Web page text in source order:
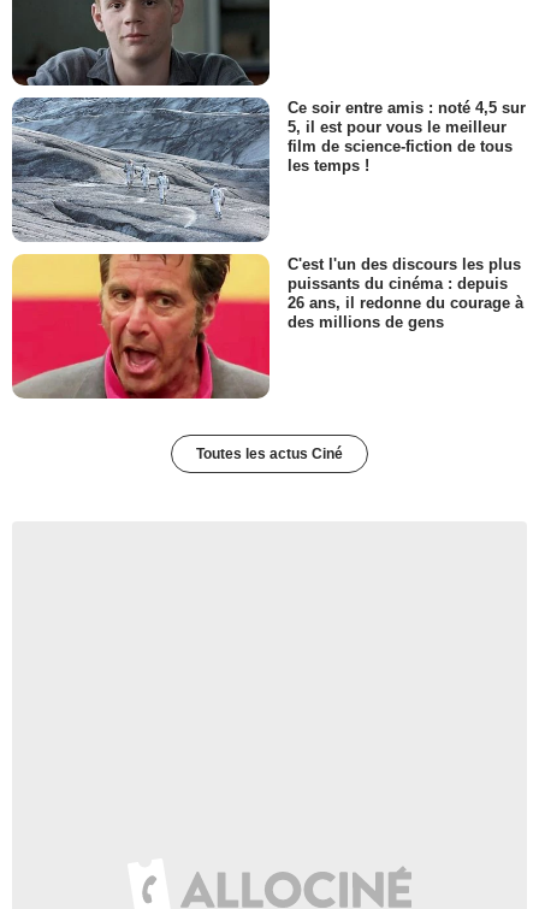
Ce soir entre amis : noté 4,5 sur
5, il est pour vous le meilleur
film de science-fiction de tous
les temps !
C'est l'un des discours les plus
puissants du cinéma : depuis
26 ans, il redonne du courage à
des millions de gens
Toutes les actus Ciné